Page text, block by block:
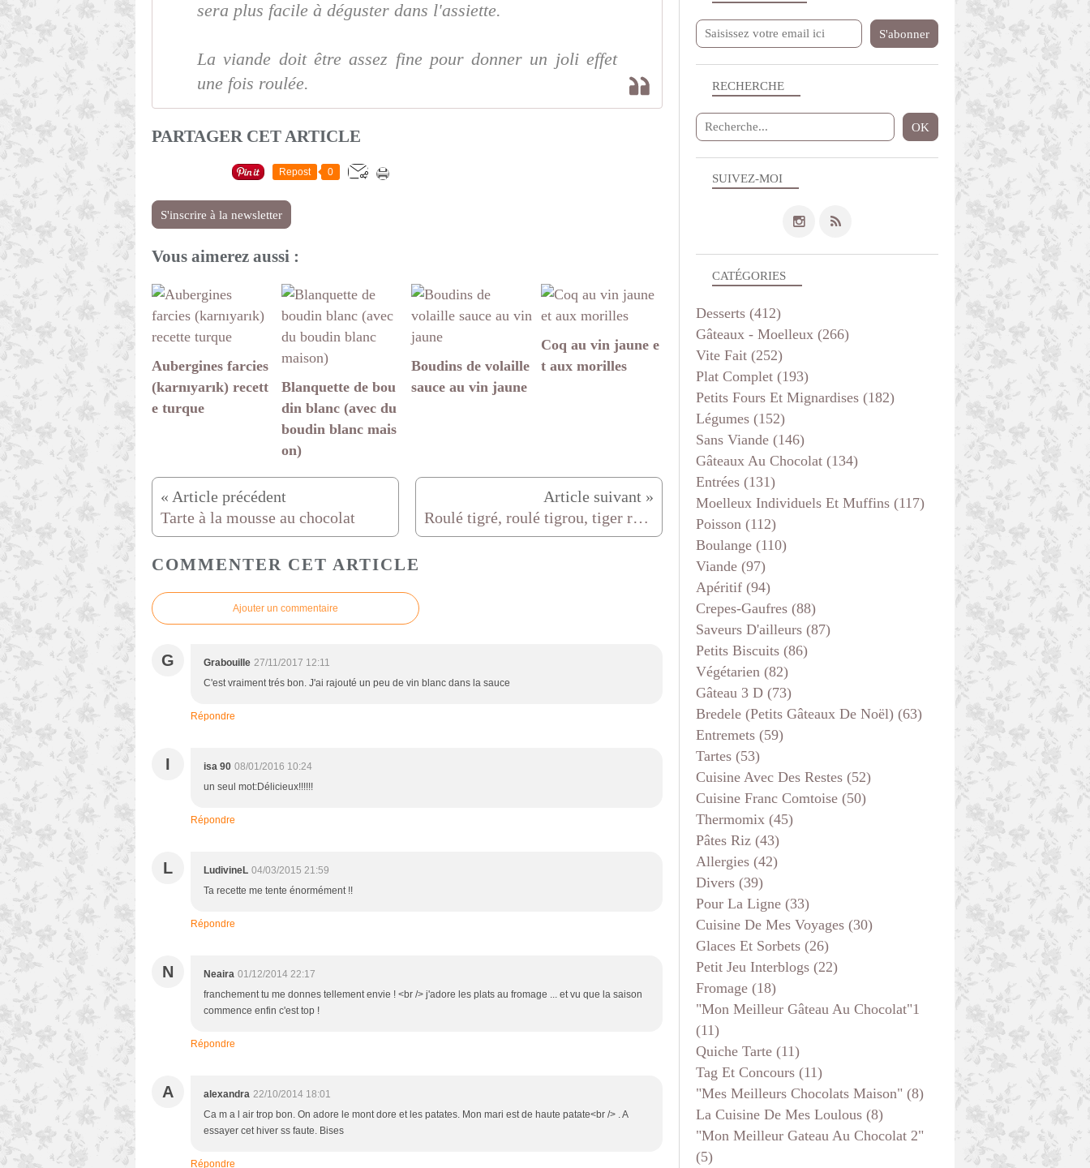
sera plus facile à déguster dans l'assiette.
La viande doit être assez fine pour donner un joli effet
une fois roulée.
PARTAGER CET ARTICLE
Repost 0
S'inscrire à la newsletter
Vous aimerez aussi :
Aubergines farcies
(karnıyarık) recett
e turque
Blanquette de bou
din blanc (avec du
boudin blanc mais
on)
Boudins de volaille
sauce au vin jaune
Coq au vin jaune e
t aux morilles
Tarte à la mousse au chocolat Roulé tigré, roulé tigrou, tiger roll cake
COMMENTER CET ARTICLE
Ajouter un commentaire
G Grabouille 27/11/2017 12:11
C'est vraiment trés bon. J'ai rajouté un peu de vin blanc dans la sauce
Répondre
I isa 90 08/01/2016 10:24
un seul mot:Délicieux!!!!!!
Répondre
L LudivineL 04/03/2015 21:59
Ta recette me tente énormément !!
Répondre
N Neaira 01/12/2014 22:17
franchement tu me donnes tellement envie ! <br /> j'adore les plats au fromage ... et vu que la saison
commence enfin c'est top !
Répondre
A alexandra 22/10/2014 18:01
Ca m a l air trop bon. On adore le mont dore et les patates. Mon mari est de haute patate<br /> . A
essayer cet hiver ss faute. Bises
Répondre
SUIVEZ-MOI
RECHERCHE
CATÉGORIES
Desserts (412)
Gâteaux - Moelleux (266)
Vite Fait (252)
Plat Complet (193)
Petits Fours Et Mignardises (182)
Légumes (152)
Sans Viande (146)
Gâteaux Au Chocolat (134)
Entrées (131)
Moelleux Individuels Et Muffins (117)
Poisson (112)
Boulange (110)
Viande (97)
Apéritif (94)
Crepes-Gaufres (88)
Saveurs D'ailleurs (87)
Petits Biscuits (86)
Végétarien (82)
Gâteau 3 D (73)
Bredele (petits Gâteaux De Noël) (63)
Entremets (59)
Tartes (53)
Cuisine Avec Des Restes (52)
Cuisine Franc Comtoise (50)
Thermomix (45)
Pâtes Riz (43)
Allergies (42)
Divers (39)
Pour La Ligne (33)
Cuisine De Mes Voyages (30)
Glaces Et Sorbets (26)
Petit Jeu Interblogs (22)
Fromage (18)
"mon Meilleur Gâteau Au Chocolat"1
(11)
Quiche Tarte (11)
Tag Et Concours (11)
"mes Meilleurs Chocolats Maison" (8)
La Cuisine De Mes Loulous (8)
"mon Meilleur Gateau Au Chocolat 2"
(5)